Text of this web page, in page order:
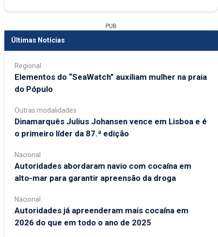
PUB
Últimas Notícias
Regional
​Elementos do “SeaWatch” auxiliam mulher na praia
do Pópulo
Outras modalidades
Dinamarquês Julius Johansen vence em Lisboa e é
o primeiro líder da 87.ª edição
Nacional
Autoridades abordaram navio com cocaína em
alto-mar para garantir apreensão da droga
Nacional
Autoridades já apreenderam mais cocaína em
2026 do que em todo o ano de 2025